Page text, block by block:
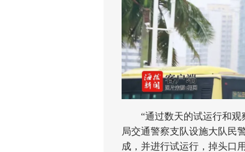
“通过数天的试运行和观
局交通警察支队设施大队民
成，并进行试运行，掉头口